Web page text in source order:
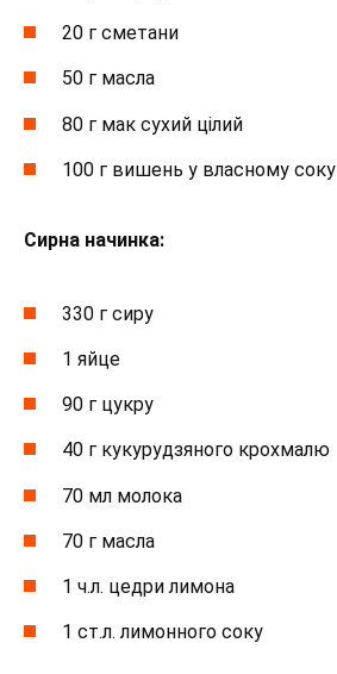
20 г сметани
50 г масла
80 г мак сухий цілий
100 г вишень у власному соку
Сирна начинка:
330 г сиру
1 яйце
90 г цукру
40 г кукурудзяного крохмалю
70 мл молока
70 г масла
1 ч.л. цедри лимона
1 ст.л. лимонного соку